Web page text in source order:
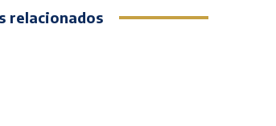
relacionados